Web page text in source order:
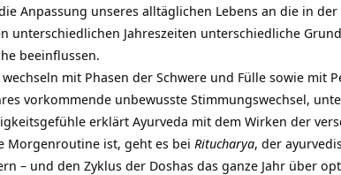
Anpassung unseres alltäglichen Lebens an die in
unterschiedlichen Jahreszeiten unterschiedliche
beeinflussen.
mit Phasen der Schwere und Fülle sowie mit
vorkommende unbewusste Stimmungswechsel,
erklärt Ayurveda mit dem Wirken der
Morgenroutine ist, geht es bei Ritucharya, der
– und den Zyklus der Doshas das ganze Jahr über